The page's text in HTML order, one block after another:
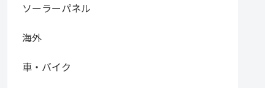
ソーラーパネル
海外
車・バイク